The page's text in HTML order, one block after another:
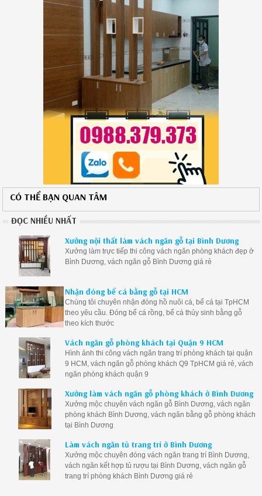
căn hộ.
CÓ THỂ BẠN QUAN TÂM
ĐỌC NHIỀU NHẤT
Xưởng nội thất làm vách ngăn gỗ tại Bình Dương
Xưởng làm trực tiếp thi công vách ngăn phòng khách đẹp ở
Bình Dương, vách ngăn gỗ Bình Dương giá rẻ
Nhận đóng bể cá bằng gỗ tại HCM
Chúng tôi chuyên nhận đóng hồ nuôi cá, bể cá tại TpHCM
theo yêu cầu. Đóng bể cá rồng, bể cá thủy sinh bằng gỗ
theo kích thước
Vách ngăn gỗ phòng khách tại Quận 9 HCM
Hình ảnh thi công vách ngăn trang trí phòng khách tại quận
9 HCM, vách ngăn gỗ phòng khách Q9 TpHCM giá rẻ, vách
ngăn phòng khách quận 9
Xưởng làm vách ngăn gỗ phòng khách ở Bình Dương
Xưởng mộc chuyên vách ngăn gỗ Bình Dương, vách ngăn
phòng khách Bình Dương, vách ngăn bằng gỗ phòng khách
tại Bình Dương
Làm vách ngăn tủ trang trí ở Bình Dương
Xưởng mộc chuyên đóng vách ngăn trang trí Bình Dương,
vách ngăn kết hợp tủ rượu tại Bình Dương, vách ngăn gỗ
trang trí phòng khách Bình Dương giá rẻ